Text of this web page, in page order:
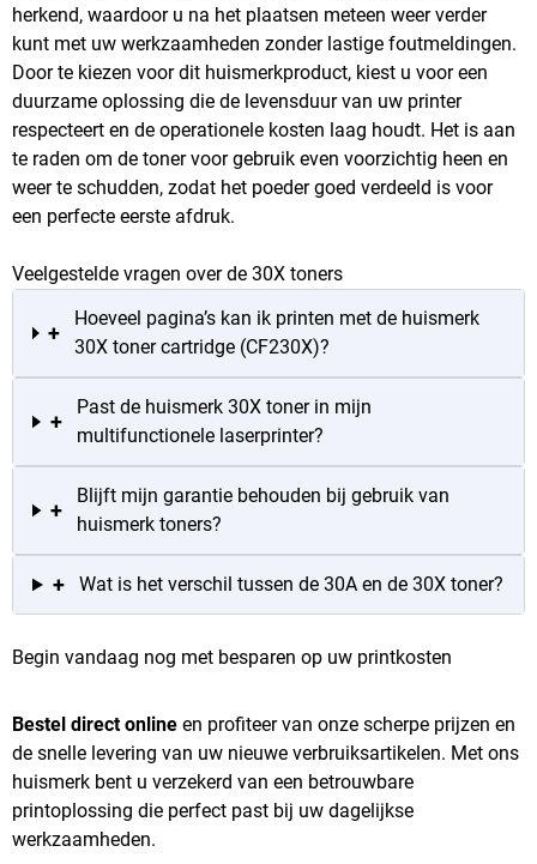
herkend, waardoor u na het plaatsen meteen weer verder
kunt met uw werkzaamheden zonder lastige foutmeldingen.
Door te kiezen voor dit huismerkproduct, kiest u voor een
duurzame oplossing die de levensduur van uw printer
respecteert en de operationele kosten laag houdt. Het is aan
te raden om de toner voor gebruik even voorzichtig heen en
weer te schudden, zodat het poeder goed verdeeld is voor
een perfecte eerste afdruk.
Veelgestelde vragen over de 30X toners
+
Hoeveel pagina’s kan ik printen met de huismerk
30X toner cartridge (CF230X)?
+
Past de huismerk 30X toner in mijn
multifunctionele laserprinter?
+
Blijft mijn garantie behouden bij gebruik van
huismerk toners?
+ Wat is het verschil tussen de 30A en de 30X toner?
Begin vandaag nog met besparen op uw printkosten
Bestel direct online en profiteer van onze scherpe prijzen en
de snelle levering van uw nieuwe verbruiksartikelen. Met ons
huismerk bent u verzekerd van een betrouwbare
printoplossing die perfect past bij uw dagelijkse
werkzaamheden.